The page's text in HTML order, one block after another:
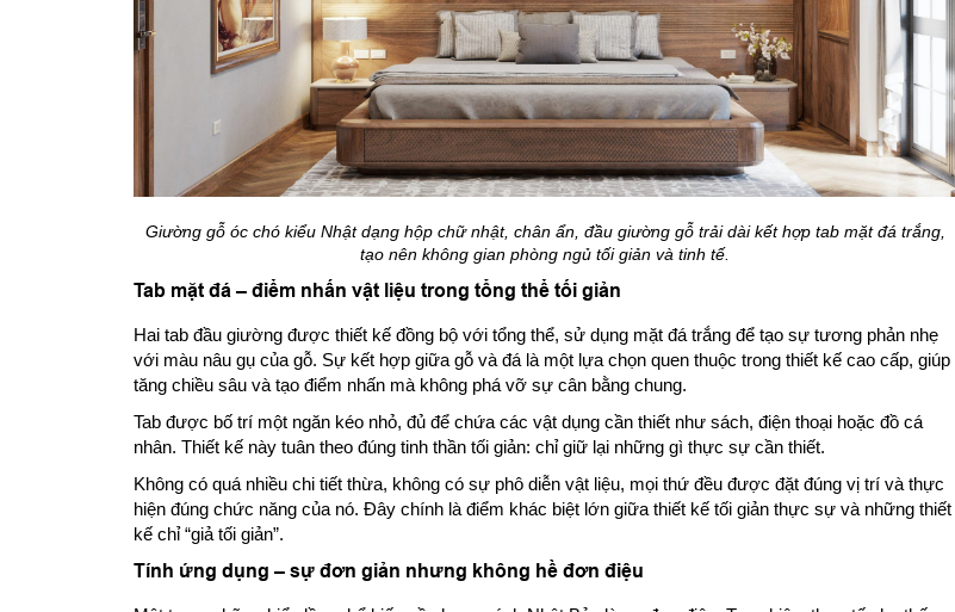
Giường gỗ óc chó kiểu Nhật dạng hộp chữ nhật, chân ẩn, đầu giường gỗ trải dài kết hợp tab mặt đá trắng,
tạo nên không gian phòng ngủ tối giản và tinh tế.
Tab mặt đá – điểm nhấn vật liệu trong tổng thể tối giản
Hai tab đầu giường được thiết kế đồng bộ với tổng thể, sử dụng mặt đá trắng để tạo sự tương phản nhẹ
với màu nâu gụ của gỗ. Sự kết hợp giữa gỗ và đá là một lựa chọn quen thuộc trong thiết kế cao cấp, giúp
tăng chiều sâu và tạo điểm nhấn mà không phá vỡ sự cân bằng chung.
Tab được bố trí một ngăn kéo nhỏ, đủ để chứa các vật dụng cần thiết như sách, điện thoại hoặc đồ cá
nhân. Thiết kế này tuân theo đúng tinh thần tối giản: chỉ giữ lại những gì thực sự cần thiết.
Không có quá nhiều chi tiết thừa, không có sự phô diễn vật liệu, mọi thứ đều được đặt đúng vị trí và thực
hiện đúng chức năng của nó. Đây chính là điểm khác biệt lớn giữa thiết kế tối giản thực sự và những thiết
kế chỉ “giả tối giản”.
Tính ứng dụng – sự đơn giản nhưng không hề đơn điệu